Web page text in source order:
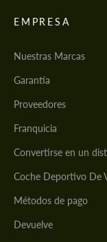
EMPRESA
Nuestras Marcas
Garantía
Proveedores
Franquicia
Convertirse en un
Coche Deportivo De
Métodos de pago
Devuelve